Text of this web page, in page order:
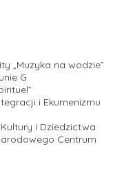
„Muzyka na wodzie”
G
i Ekumenizmu
i Dziedzictwa
Centrum